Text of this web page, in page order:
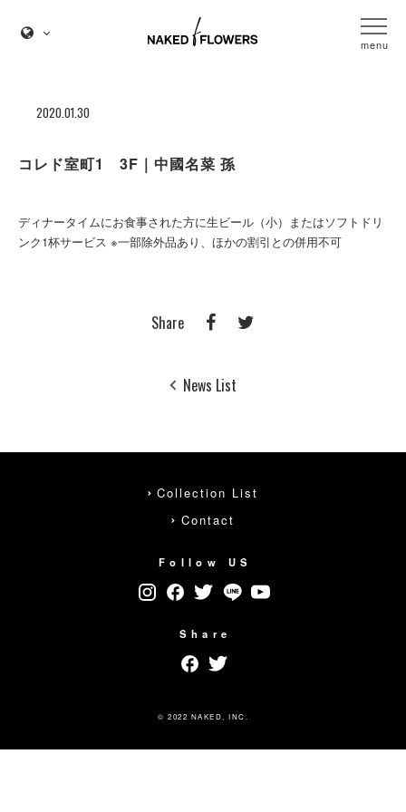
menu
2020.01.30
コレド室町1 3F｜中國名菜 孫
ディナータイムにお食事された方に生ビール（小）またはソフトドリ
ンク1杯サービス ※一部除外品あり、ほかの割引との併用不可
Share
News List
Collection List
Contact
Follow US
Share
© 2022 NAKED, INC.